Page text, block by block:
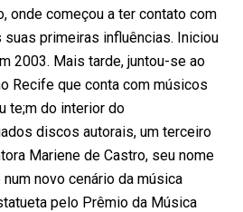
onde começou a ter contato com
suas primeiras influências. Iniciou
2003. Mais tarde, juntou-se ao
Recife que conta com músicos
te;m do interior do
discos autorais, um terceiro
Mariene de Castro, seu nome
novo cenário da música
pelo Prêmio da Música